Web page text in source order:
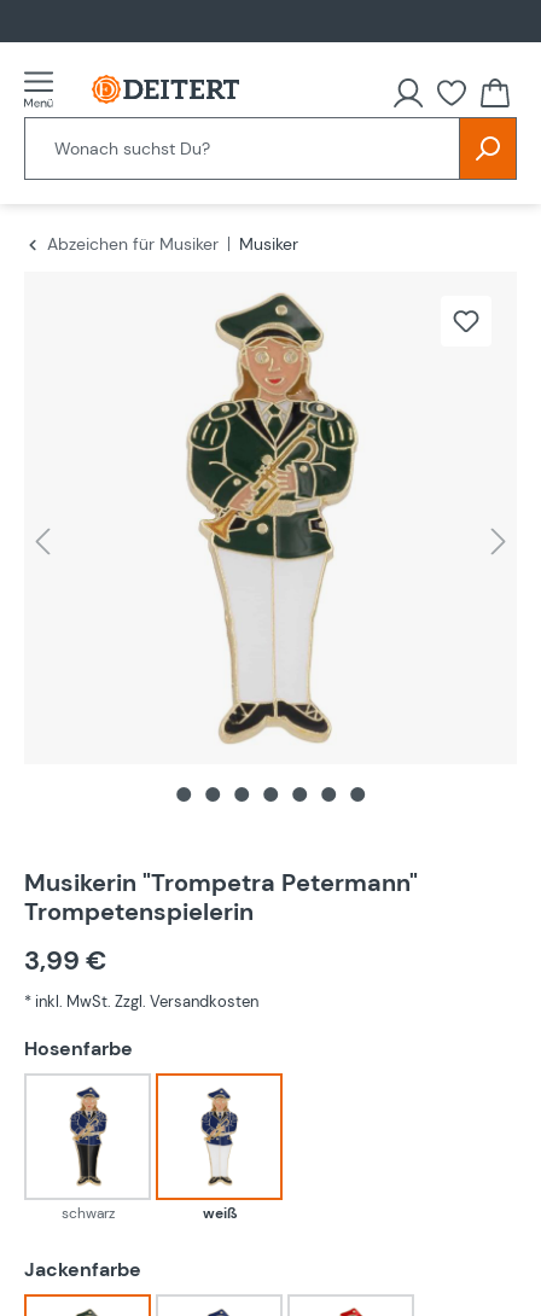
Abzeichen für Musiker
Musiker
Musikerin "Trompetra Petermann"
Trompetenspielerin
3,99 €
* inkl. MwSt. Zzgl. Versandkosten
Hosenfarbe
schwarz
schwarz
weiß
weiß
Jackenfarbe